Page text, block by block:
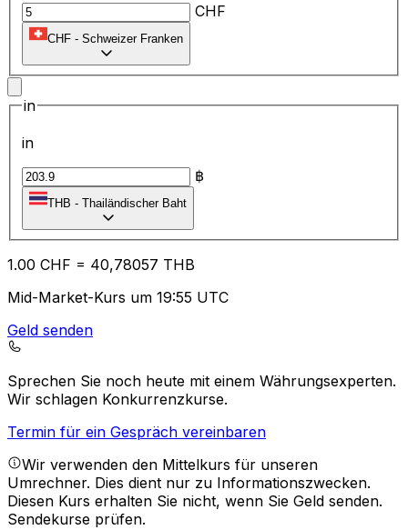
CHF
CHF - Schweizer Franken
in
in
฿
THB - Thailändischer Baht
1.00 CHF = 40,78057 THB
Mid-Market-Kurs um 19:55 UTC
Geld senden
Sprechen Sie noch heute mit einem Währungsexperten.
Wir schlagen Konkurrenzkurse.
Termin für ein Gespräch vereinbaren
Wir verwenden den Mittelkurs für unseren
Umrechner. Dies dient nur zu Informationszwecken.
Diesen Kurs erhalten Sie nicht, wenn Sie Geld senden.
Sendekurse prüfen.